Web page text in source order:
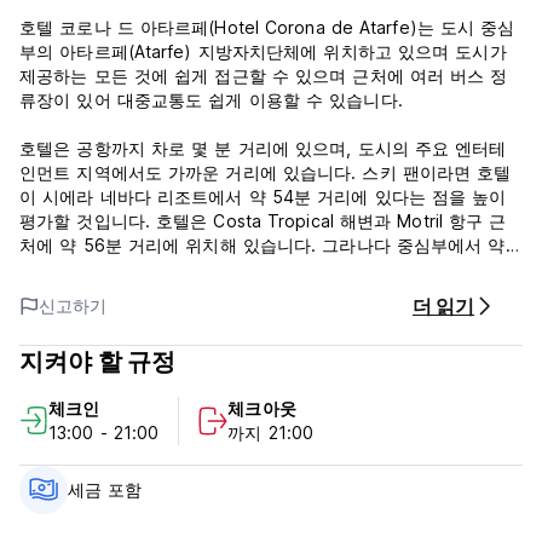
호텔 코로나 드 아타르페(Hotel Corona de Atarfe)는 도시 중심
부의 아타르페(Atarfe) 지방자치단체에 위치하고 있으며 도시가
제공하는 모든 것에 쉽게 접근할 수 있으며 근처에 여러 버스 정
류장이 있어 대중교통도 쉽게 이용할 수 있습니다.
호텔은 공항까지 차로 몇 분 거리에 있으며, 도시의 주요 엔터테
인먼트 지역에서도 가까운 거리에 있습니다. 스키 팬이라면 호텔
이 시에라 네바다 리조트에서 약 54분 거리에 있다는 점을 높이
평가할 것입니다. 호텔은 Costa Tropical 해변과 Motril 항구 근
처에 약 56분 거리에 위치해 있습니다. 그라나다 중심부에서 약
이 숙소에는 장애인도 이용 가능합니다. 모든 객실은 에어컨, 난방
시설, 무료 Wi-Fi, TV를 갖추고 있습니다. 호텔 근처에 주차장이
있습니다. 애완 동물 반입 불가. 요청 시 추가 요금으로 유아용 침
다.
호텔 코로나 데 아타르페 정책 및 조건:
신고하기 더 읽기
지켜야 할 규정
체크인
13:00 - 21:00
체크아웃
까지 21:00
세금 포함